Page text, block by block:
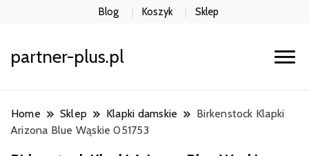
Blog Koszyk Sklep
partner-plus.pl
Home Sklep Klapki damskie
Birkenstock Klapki
Arizona Blue Wąskie 051753